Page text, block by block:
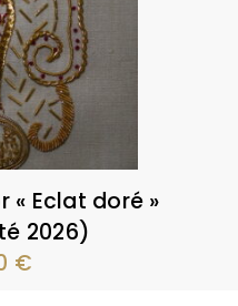
« Eclat doré »
2026)
€